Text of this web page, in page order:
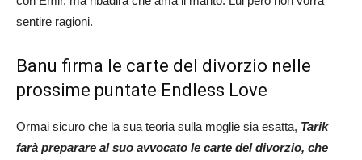
sentire ragioni.
Banu firma le carte del divorzio nelle
prossime puntate Endless Love
Ormai sicuro che la sua teoria sulla moglie sia esatta, Tarik
farà preparare al suo avvocato le carte del divorzio, che